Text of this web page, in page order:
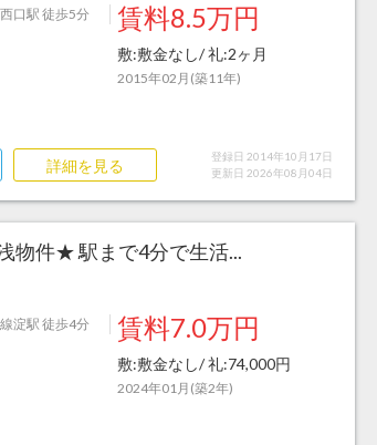
口駅 徒歩5分 賃料8.5万円
敷:敷金なし/ 礼:2ヶ月
2015年02月(築11年)
詳細を見る
登録日 2014年10月17日
更新日 2026年08月04日
物件★ 駅まで4分で生活...
淀駅 徒歩4分 賃料7.0万円
敷:敷金なし/ 礼:74,000円
2024年01月(築2年)